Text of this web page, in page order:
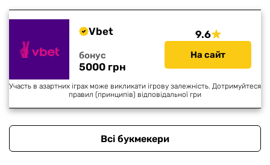
Vbet
бонус
5000 грн
9.6
На сайт
Участь в азартних іграх може викликати ігрову залежність. Дотримуйтеся
правил (принципів) відповідальної гри
Всі букмекери